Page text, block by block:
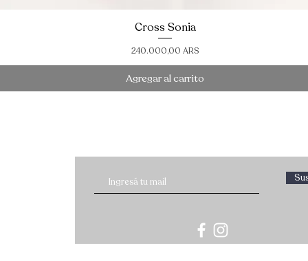
Vista rápida
Cross Sonia
Precio
240.000,00 ARS
Agregar al carrito